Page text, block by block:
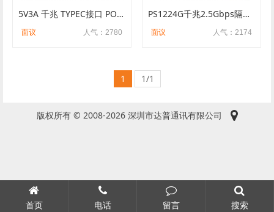
5V3A 千兆 TYPEC接口 POE分离器 树莓派 SDAPO达普 1500V高压隔离
人气：2780
面议
PS1224G千兆2.5Gbps隔离型PoE分离器四种规格可选SDAPO达普
人气：2174
面议
1 1/1
版权所有 © 2008-2026 深圳市达普通讯有限公司
首页 电话 留言 搜索